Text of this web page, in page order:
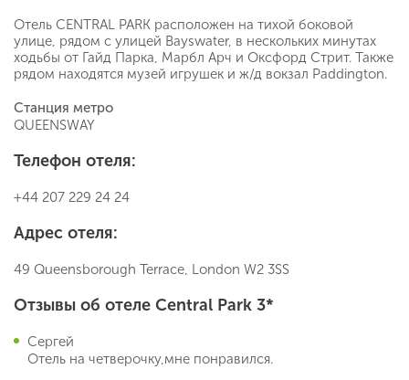
Отель CENTRAL PARK расположен на тихой боковой
улице, рядом с улицей Bayswater, в нескольких минутах
ходьбы от Гайд Парка, Марбл Арч и Оксфорд Стрит. Также
рядом находятся музей игрушек и ж/д вокзал Paddington.
Станция метро
QUEENSWAY
Телефон отеля:
+44 207 229 24 24
Адрес отеля:
49 Queensborough Terrace, London W2 3SS
Отзывы об отеле Central Park 3*
Сергей
Отель на четверочку,мне понравился.